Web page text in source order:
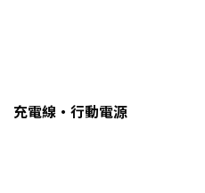
充電線・行動電源